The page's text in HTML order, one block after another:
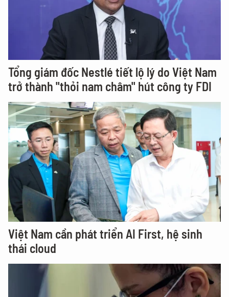
Tổng giám đốc Nestlé tiết lộ lý do Việt Nam
trở thành "thỏi nam châm" hút công ty FDI
Việt Nam cần phát triển AI First, hệ sinh
thái cloud